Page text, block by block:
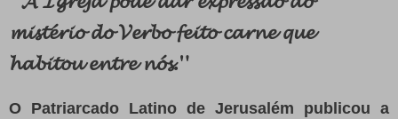
𝓶𝓲𝓼𝓽𝓮́𝓻𝓲𝓸 𝓭𝓸 𝓥𝓮𝓻𝓫𝓸 𝓯𝓮𝓲𝓽𝓸 𝓬𝓪𝓻𝓷𝓮 𝓺𝓾𝓮
𝓱𝓪𝓫𝓲𝓽𝓸𝓾 𝓮𝓷𝓽𝓻𝓮 𝓷𝓸́𝓼."
O Patriarcado Latino de Jerusalém publicou a